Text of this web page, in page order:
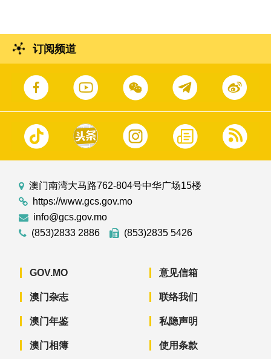
订阅频道
澳门南湾大马路762-804号中华广场15楼
https://www.gcs.gov.mo
info@gcs.gov.mo
(853)2833 2886
(853)2835 5426
GOV.MO
澳门杂志
澳门年鉴
澳门相簿
意见信箱
联络我们
私隐声明
使用条款